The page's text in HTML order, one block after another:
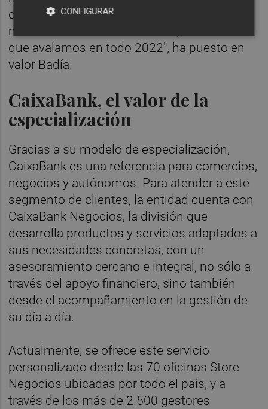
del año, desde Afín ya hemos formalizado
más de 150 millones de euros, más de lo
que avalamos en todo 2022", ha puesto en
valor Badía.
CaixaBank, el valor de la
especialización
Gracias a su modelo de especialización,
CaixaBank es una referencia para comercios,
negocios y autónomos. Para atender a este
segmento de clientes, la entidad cuenta con
CaixaBank Negocios, la división que
desarrolla productos y servicios adaptados a
sus necesidades concretas, con un
asesoramiento cercano e integral, no sólo a
través del apoyo financiero, sino también
desde el acompañamiento en la gestión de
su día a día.
Actualmente, se ofrece este servicio
personalizado desde las 70 oficinas Store
Negocios ubicadas por todo el país, y a
través de los más de 2.500 gestores
CONFIGURAR